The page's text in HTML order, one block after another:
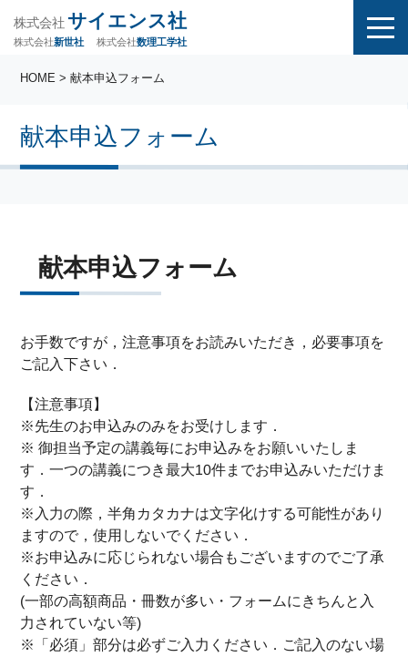
株式会社 サイエンス社
株式会社新世社 株式会社数理工学社
献本申込フォーム
HOME > 献本申込フォーム
献本申込フォーム
お手数ですが，注意事項をお読みいただき，必要事項を
ご記入下さい．
【注意事項】
※先生のお申込みのみをお受けします．
※ 御担当予定の講義毎にお申込みをお願いいたしま
す．一つの講義につき最大10件までお申込みいただけま
す．
※入力の際，半角カタカナは文字化けする可能性があり
ますので，使用しないでください．
※お申込みに応じられない場合もございますのでご了承
ください．
(一部の高額商品・冊数が多い・フォームにきちんと入
力されていない等)
※「必須」部分は必ずご入力ください．ご記入のない場